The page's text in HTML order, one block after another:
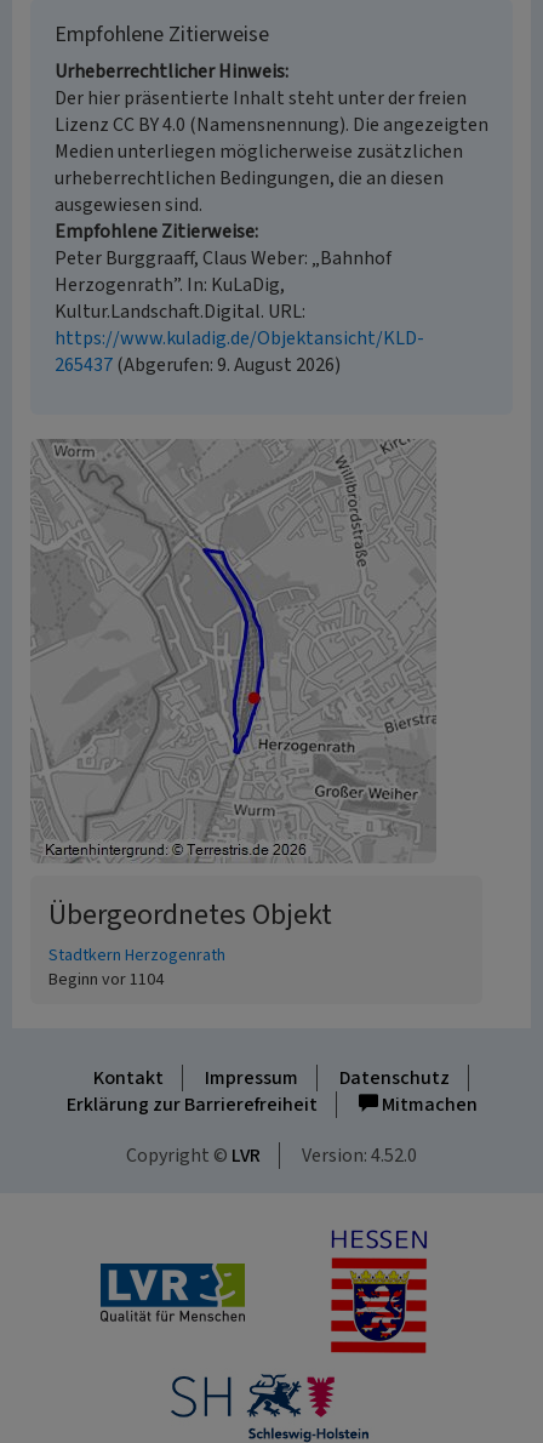
Empfohlene Zitierweise
Urheberrechtlicher Hinweis
Der hier präsentierte Inhalt steht unter der freien
Lizenz CC BY 4.0 (Namensnennung). Die angezeigten
Medien unterliegen möglicherweise zusätzlichen
urheberrechtlichen Bedingungen, die an diesen
ausgewiesen sind.
Empfohlene Zitierweise
Peter Burggraaff, Claus Weber: „Bahnhof
Herzogenrath”. In: KuLaDig,
Kultur.Landschaft.Digital. URL:
https://www.kuladig.de/Objektansicht/KLD-
265437(Abgerufen: 9. August 2026)
Übergeordnetes Objekt
Stadtkern Herzogenrath
Beginn vor 1104
Kontakt Impressum
Datenschutz
Erklärung zur Barrierefreiheit
Mitmachen
Copyright © LVR Version: 4.52.0